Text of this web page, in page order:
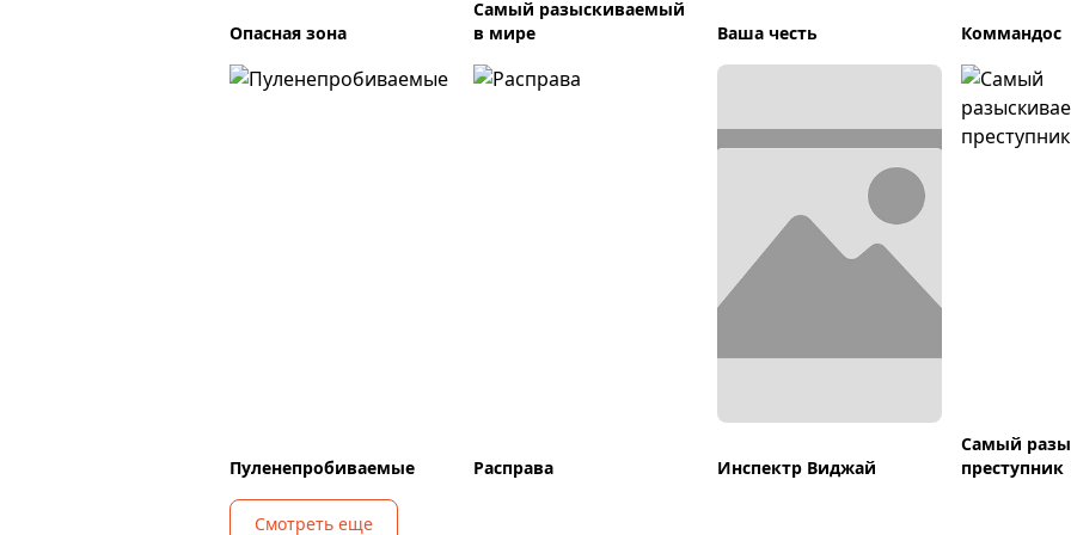
Опасная зона
Самый разыскиваемый
в мире
Ваша честь Коммандос
Пуленепробиваемые Расправа Инспектр Виджай
Самый
преступник
Смотреть еще